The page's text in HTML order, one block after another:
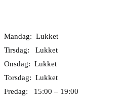
Mandag: Lukket
Tirsdag: Lukket
Onsdag: Lukket
Torsdag: Lukket
Fredag: 15:00 – 19:00